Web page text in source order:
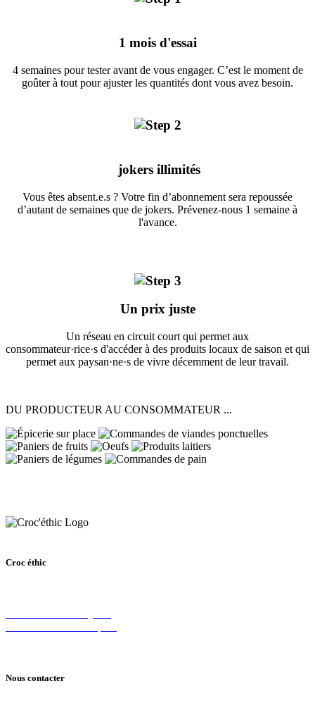
1 mois d'essai
4 semaines pour tester avant de vous engager. C’est le moment de
goûter à tout pour ajuster les quantités dont vous avez besoin.
jokers illimités
Vous êtes absent.e.s ? Votre fin d’abonnement sera repoussée
d’autant de semaines que de jokers. Prévenez-nous 1 semaine à
l'avance.
Un prix juste
Un réseau en circuit court qui permet aux
consommateur·rice·s d'accéder à des produits locaux de saison et qui
permet aux paysan·ne·s de vivre décemment de leur travail.
DU PRODUCTEUR AU CONSOMMATEUR ...
Croc éthic
Nous contacter